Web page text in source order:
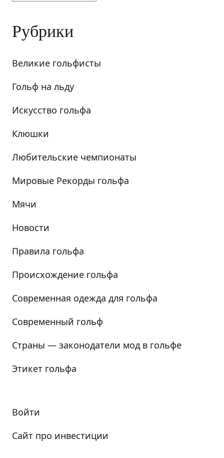
Рубрики
Великие гольфисты
Гольф на льду
Искусство гольфа
Клюшки
Любительские чемпионаты
Мировые Рекорды гольфа
Мячи
Новости
Правила гольфа
Происхождение гольфа
Современная одежда для гольфа
Современный гольф
Страны — законодатели мод в гольфе
Этикет гольфа
Войти
Сайт про инвестиции